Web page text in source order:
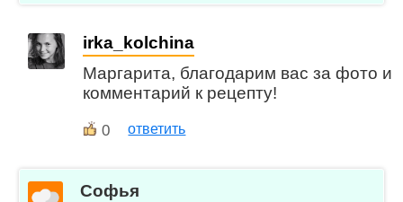
irka_kolchina
Маргарита, благодарим вас за фото и
комментарий к рецепту!
0 ответить
Софья